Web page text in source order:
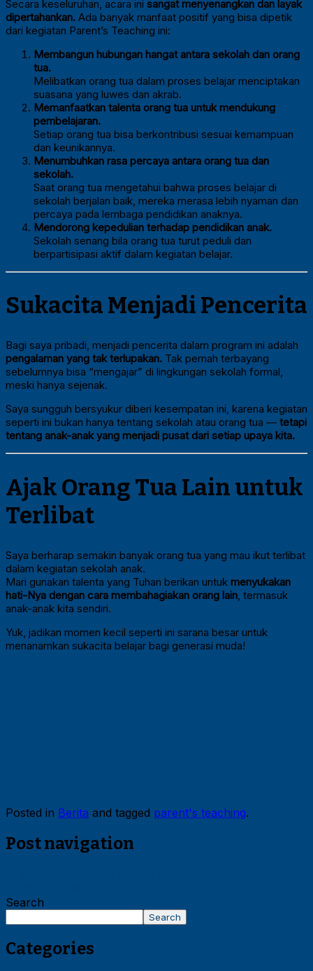
Secara keseluruhan, acara ini sangat menyenangkan dan layak
dipertahankan. Ada banyak manfaat positif yang bisa dipetik
dari kegiatan Parent’s Teaching ini:
Membangun hubungan hangat antara sekolah dan orang
tua.
Melibatkan orang tua dalam proses belajar menciptakan
suasana yang luwes dan akrab.
Memanfaatkan talenta orang tua untuk mendukung
pembelajaran.
Setiap orang tua bisa berkontribusi sesuai kemampuan
dan keunikannya.
Menumbuhkan rasa percaya antara orang tua dan
sekolah.
Saat orang tua mengetahui bahwa proses belajar di
sekolah berjalan baik, mereka merasa lebih nyaman dan
percaya pada lembaga pendidikan anaknya.
Mendorong kepedulian terhadap pendidikan anak.
Sekolah senang bila orang tua turut peduli dan
berpartisipasi aktif dalam kegiatan belajar.
Sukacita Menjadi Pencerita
Bagi saya pribadi, menjadi pencerita dalam program ini adalah
pengalaman yang tak terlupakan. Tak pernah terbayang
sebelumnya bisa “mengajar” di lingkungan sekolah formal,
meski hanya sejenak.
Saya sungguh bersyukur diberi kesempatan ini, karena kegiatan
seperti ini bukan hanya tentang sekolah atau orang tua — tetapi
tentang anak-anak yang menjadi pusat dari setiap upaya kita.
Ajak Orang Tua Lain untuk
Terlibat
Saya berharap semakin banyak orang tua yang mau ikut terlibat
dalam kegiatan sekolah anak.
Mari gunakan talenta yang Tuhan berikan untuk menyukakan
hati-Nya dengan cara membahagiakan orang lain, termasuk
anak-anak kita sendiri.
Yuk, jadikan momen kecil seperti ini sarana besar untuk
menanamkan sukacita belajar bagi generasi muda!
Posted in Berita and tagged parent's teaching.
Post navigation
Search
Search
Categories